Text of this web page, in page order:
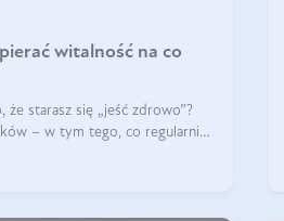
witalność na co
starasz się „jeść zdrowo”?
– w tym tego, co regularnie